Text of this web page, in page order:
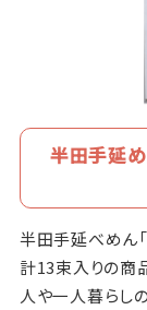
半田手延
半田手延べめん
計13束入りの商
人や一人暮らし